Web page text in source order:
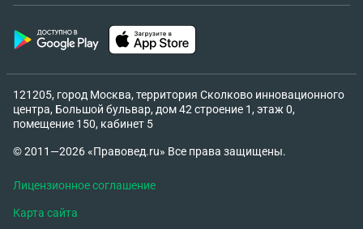
121205, город Москва, территория Сколково инновационного
центра, Большой бульвар, дом 42 строение 1, этаж 0,
помещение 150, кабинет 5
© 2011—2026 «Правовед.ru» Все права защищены.
Лицензионное соглашение
Карта сайта